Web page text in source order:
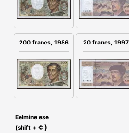
200 francs, 1986 20 francs, 1997
Eelmine ese
(shift + ⇐)